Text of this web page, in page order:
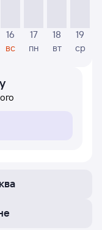
маршруту
заполните
16
вс
17
пн
18
вт
19
ср